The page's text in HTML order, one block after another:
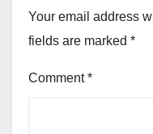
Your email address
fields are marked *
Comment*